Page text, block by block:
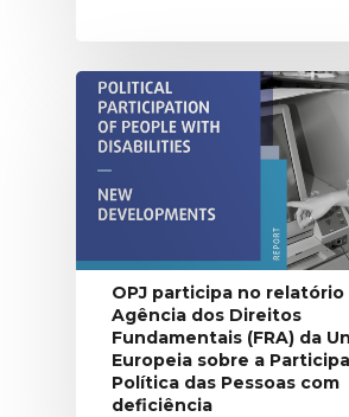
OPJ participa no relatório
Agência dos Direitos
Fundamentais (FRA) da
Europeia sobre a
Política das Pessoas com
deficiência